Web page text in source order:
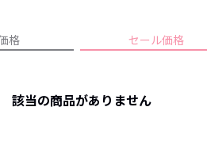
プライバシーポリシー
格 セール価格
該当の商品がありません